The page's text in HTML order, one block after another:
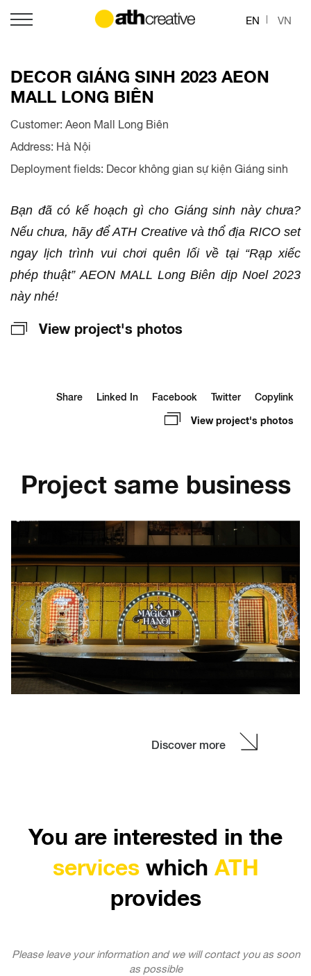
EN VN
DECOR GIÁNG SINH 2023 AEON
MALL LONG BIÊN
Customer: Aeon Mall Long Biên
Address: Hà Nội
Deployment fields: Decor không gian sự kiện Giáng sinh
Bạn đã có kế hoạch gì cho Giáng sinh này chưa?
Nếu chưa, hãy để ATH Creative và thổ địa RICO set
ngay lịch trình vui chơi quên lối về tại “Rạp xiếc
phép thuật” AEON MALL Long Biên dịp Noel 2023
này nhé!
View project's photos
Share Linked In Facebook Twitter
Copylink
View project's photos
Project same business
VinGroup VinWonders
DECOR GIÁNG SINH VINWONDERS CỬA HỘI
Những “điểm chạm” cảm xúc nhỏ bé chính là nguồn
cảm hứng để ATH Creative bước vào mùa lễ hội năm
nay. Tại VinWonders Cửa Hội, concept được thiết kế
xoay quanh hành trình cảm xúc này: từ cây thông
khổng lồ làm tâm điểm, những dải đèn carnival rực rỡ
dẫn lối, đến các chi tiết décor gợi ký ức và niềm vui.
Discover more
You are interested in the
services which ATH
provides
Please leave your information and we will contact you as soon
as possible